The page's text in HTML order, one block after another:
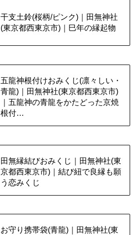
干支土鈴(桜柄/ピンク)｜田無神社
(東京都西東京市)｜巳年の縁起物
五龍神根付けおみくじ(凛々しい・
青龍)｜田無神社(東京都西東京市)
｜五龍神の青龍をかたどった京焼
根付…
田無縁結びおみくじ｜田無神社(東
京都西東京市)｜結び紐で良縁も願
う恋みくじ
お守り携帯袋(青龍)｜田無神社(東